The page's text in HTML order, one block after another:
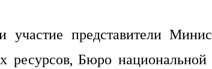
представители
ресурсов, Бюро национальной